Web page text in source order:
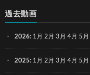
過去動画
2026: 1月 2月 3月 4月 5月
2025: 1月 2月 3月 4月 5月